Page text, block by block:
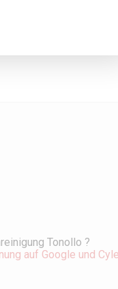
um eine
Tonollo ?
auf Google und